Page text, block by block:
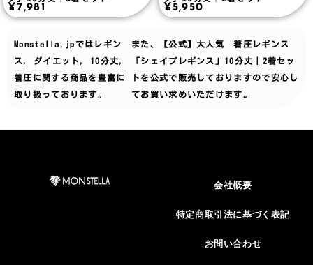
¥7,981 ¥5,950
Monstella.jpでは レギン
ス , ダイエット , 10分丈,
着圧 に関する商品を豊富に
取り扱っております。
また、【公式】大人気 着圧レギンス
「シェイプレギンス」10分丈｜2着セッ
トを公式で販売しておりますので安心し
てお買い求めいただけます。
会社概要
特定商取引法に基づく表記
お問い合わせ